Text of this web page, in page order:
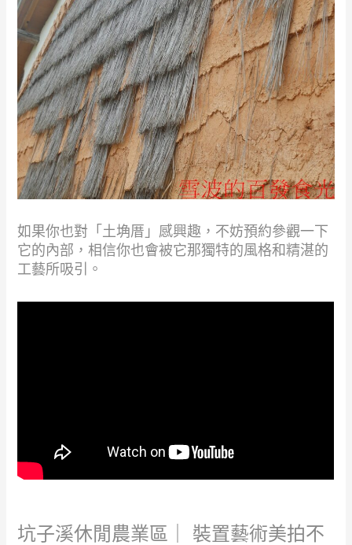
如果你也對「土埆厝」感興趣，不妨預約參觀一下
它的內部，相信你也會被它那獨特的風格和精湛的
工藝所吸引。
坑子溪休閒農業區｜ 裝置藝術美拍不